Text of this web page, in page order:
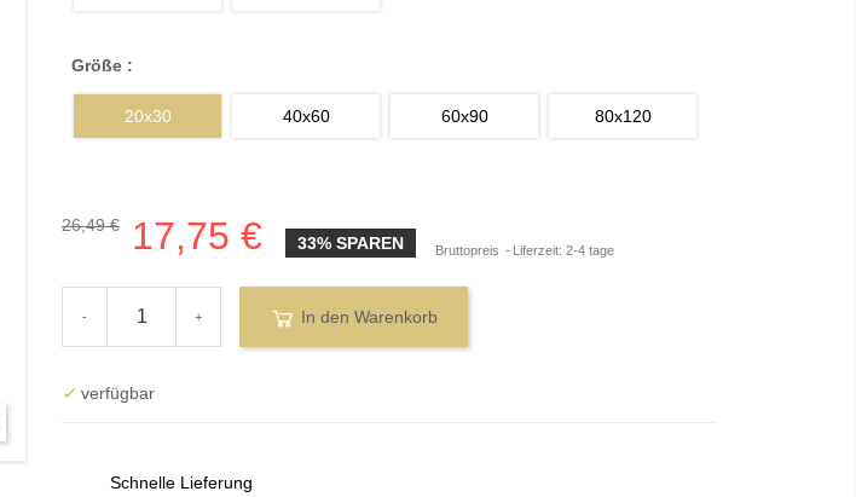
Größe :
20x30 40x60 60x90 80x120
26,49 € 17,75 € 33% SPAREN Bruttopreis Liferzeit: 2-4 tage
- + In den Warenkorb
✓ verfügbar
Schnelle Lieferung